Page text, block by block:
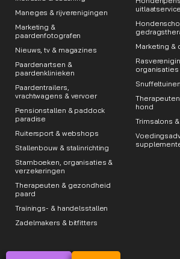
Maneges & rijverenigingen
Marketing &
paardenfotografen
Nieuws, tv & magazines
Paardenartsen &
paardenklinieken
Paardentrailers,
vrachtwagens & vervoer
Pensionstallen & paddock
paradise
Ruitersport & webshops
Stallenbouw & stalinrichting
Stamboeken, organisaties &
verzekeringen
Therapeuten & gezondheid
paard
Trainings- & handelsstallen
Zadelmakers & bitfitters
uitlaatservice
Marketing &
organisaties
hond
Trimsalons